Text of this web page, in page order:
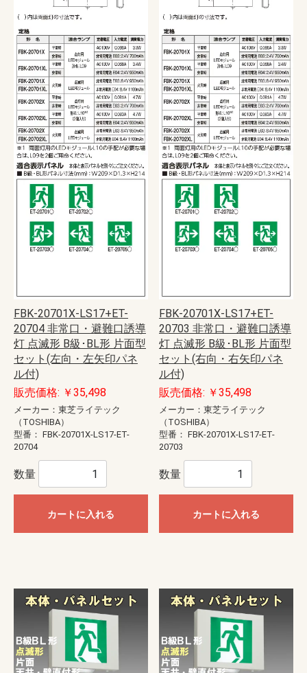
FBK-20701X-LS17+ET-
20704 非常口・避難口誘導
灯 点滅形 B級･BL形 片面型
セット(左向・左矢印パネ
ル付)
販売価格: ￥35,498
メーカー：東芝ライテック
（TOSHIBA）
型番： FBK-20701X-LS17-ET-
20704
数量
カートに入れる
FBK-20701X-LS17+ET-
20703 非常口・避難口誘導
灯 点滅形 B級･BL形 片面型
セット(右向・右矢印パネ
ル付)
販売価格: ￥35,498
メーカー：東芝ライテック
（TOSHIBA）
型番： FBK-20701X-LS17-ET-
20703
数量
カートに入れる